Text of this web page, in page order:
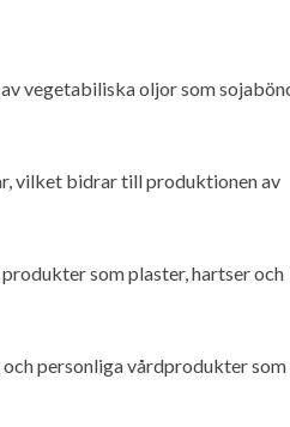
vegetabiliska oljor som
vilket bidrar till produktionen av
som plaster, hartser och
personliga vårdprodukter som